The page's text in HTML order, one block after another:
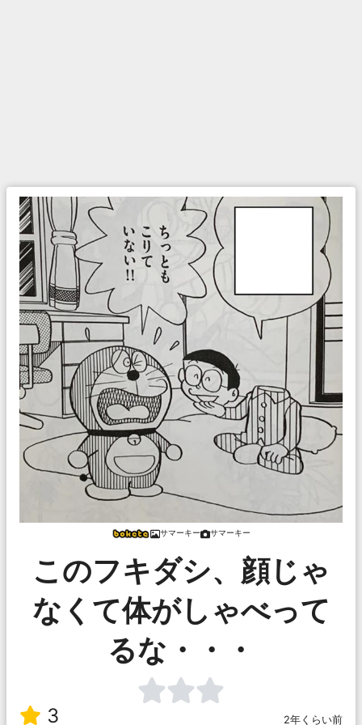
サマーキー サマーキー
このフキダシ、顔じゃ
なくて体がしゃべって
るな・・・
3 2年くらい前